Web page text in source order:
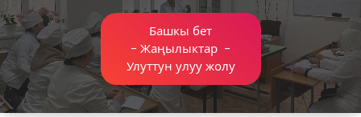
Башкы бет
- Жаңылыктар -
Улуттун улуу жолу